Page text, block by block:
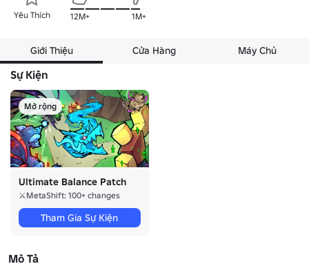
Yêu Thích 12M+ 1M+
Giới Thiệu Cửa Hàng Máy Chủ
Sự Kiện
Mở rộng
Ultimate Balance Patch
⚔️MetaShift: 100+ changes
Tham Gia Sự Kiện
Mô Tả